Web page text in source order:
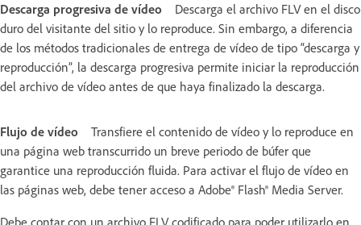
Descarga progresiva de vídeo
Descarga el archivo FLV en el disco
duro del visitante del sitio y lo reproduce. Sin embargo, a diferencia
de los métodos tradicionales de entrega de vídeo de tipo “descarga y
reproducción”, la descarga progresiva permite iniciar la reproducción
del archivo de vídeo antes de que haya finalizado la descarga.
Flujo de vídeo
Transfiere el contenido de vídeo y lo reproduce en
una página web transcurrido un breve periodo de búfer que
garantice una reproducción fluida. Para activar el flujo de vídeo en
las páginas web, debe tener acceso a Adobe® Flash® Media Server.